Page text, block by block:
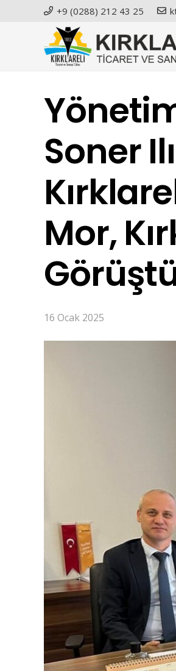
+9 (0288) 212 43 25
Soner
Mor,
16 Ocak 2025